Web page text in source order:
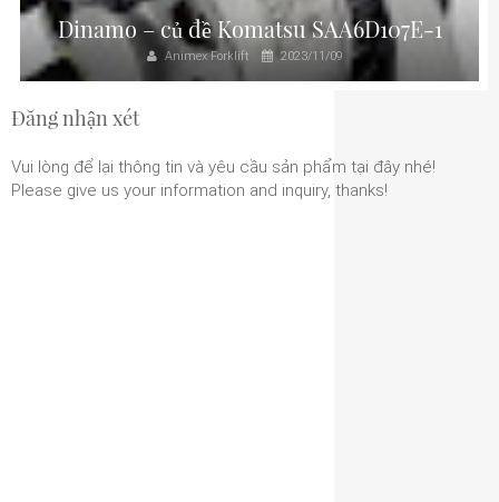
Dinamo – củ đề Komatsu SAA6D107E-1
Animex Forklift 2023/11/09
Đăng nhận xét
Vui lòng để lại thông tin và yêu cầu sản phẩm tại đây nhé!
Please give us your information and inquiry, thanks!